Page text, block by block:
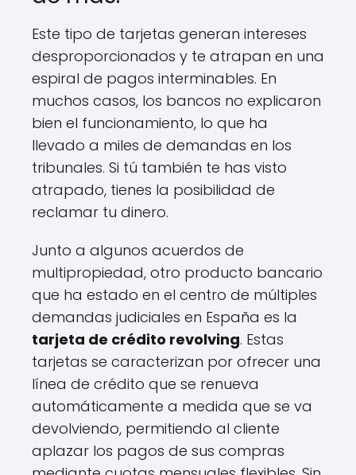
Este tipo de tarjetas generan intereses
desproporcionados y te atrapan en una
espiral de pagos interminables. En
muchos casos, los bancos no explicaron
bien el funcionamiento, lo que ha
llevado a miles de demandas en los
tribunales. Si tú también te has visto
atrapado, tienes la posibilidad de
reclamar tu dinero.
Junto a algunos acuerdos de
multipropiedad, otro producto bancario
que ha estado en el centro de múltiples
demandas judiciales en España es la
tarjeta de crédito revolving. Estas
tarjetas se caracterizan por ofrecer una
línea de crédito que se renueva
automáticamente a medida que se va
devolviendo, permitiendo al cliente
aplazar los pagos de sus compras